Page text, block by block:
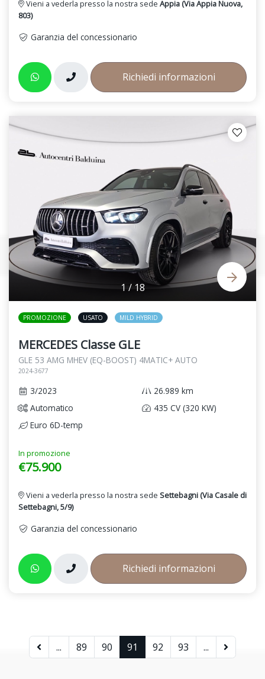
Vieni a vederla presso la nostra sede Appia (Via Appia Nuova,
803)
Garanzia del concessionario
Richiedi informazioni
1 / 18
PROMOZIONE USATO MILD HYBRID
MERCEDES Classe GLE
GLE 53 AMG MHEV (EQ-BOOST) 4MATIC+ AUTO
2024-3677
3/2023
26.989 km
Automatico
435 CV (320 KW)
Euro 6D-temp
In promozione
€75.900
Vieni a vederla presso la nostra sede Settebagni (Via Casale di
Settebagni, 5/9)
Garanzia del concessionario
Richiedi informazioni
... 89 90 91 92 93 ...